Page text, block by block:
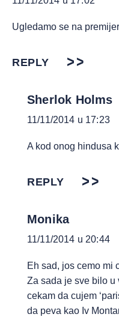
Ugledamo se na
REPLY
Sherlok Holms
11/11/2014 u 17:23
A kod onog hindusa
REPLY
Monika
11/11/2014 u 20:44
Eh sad, jos cemo mi
Za sada je sve bilo u
cekam da cujem
da peva kao Iv